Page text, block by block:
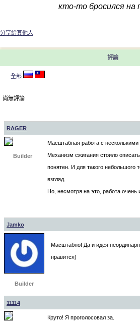
кто-то бросился на
分享給其他人
評論
全部
尚無評論
RAGER
Builder
Масштабная работа с
Механизм сжигания стоило
понятен. И для такого небольшого
взгляд.
Но, несмотря на это, работа очень
Jamko
Builder
Масштабно! Да и идея
нравится)
11114
Круто! Я проголосовал за.